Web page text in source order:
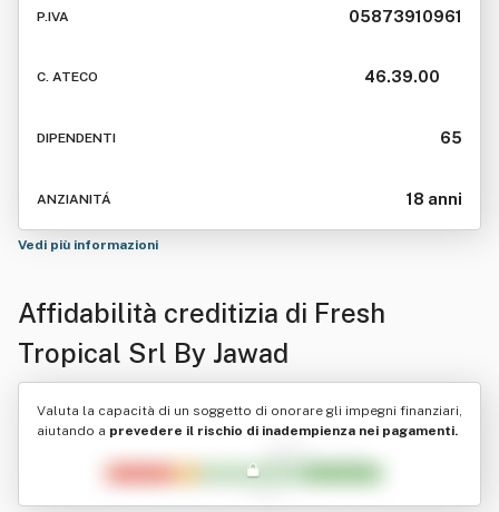
P.IVA 05873910961
C. ATECO 46.39.00
DIPENDENTI 65
ANZIANITÁ 18 anni
Vedi più informazioni
Affidabilità creditizia di Fresh
Tropical Srl By Jawad
Valuta la capacità di un soggetto di onorare gli impegni finanziari,
aiutando a prevedere il rischio di inadempienza nei pagamenti.